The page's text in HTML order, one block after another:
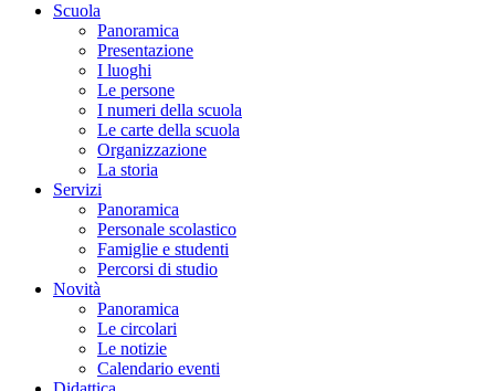
Scuola
Panoramica
Presentazione
I luoghi
Le persone
I numeri della scuola
Le carte della scuola
Organizzazione
La storia
Servizi
Panoramica
Personale scolastico
Famiglie e studenti
Percorsi di studio
Novità
Panoramica
Le circolari
Le notizie
Calendario eventi